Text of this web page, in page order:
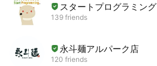
スタートプログラミング
139 friends
永斗麺アルパーク店
120 friends